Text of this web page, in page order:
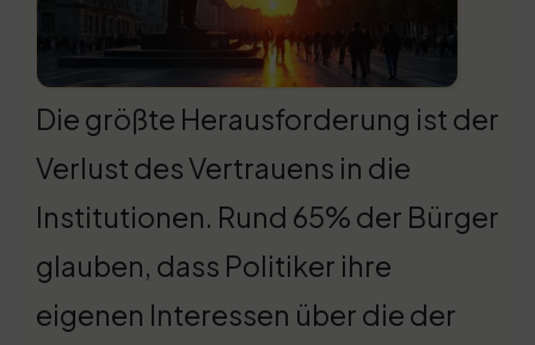
Die größte Herausforderung ist der
Verlust des Vertrauens in die
Institutionen. Rund 65% der Bürger
glauben, dass Politiker ihre
eigenen Interessen über die der